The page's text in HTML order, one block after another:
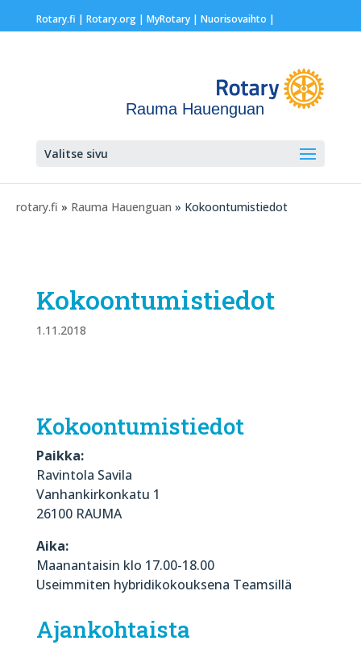
Rotary.fi | Rotary.org| MyRotary | Nuorisovaihto |
Rauma Hauenguan
Valitse sivu
rotary.fi » Rauma Hauenguan » Kokoontumistiedot
Kokoontumistiedot
1.11.2018
Kokoontumistiedot
Paikka:
Ravintola Savila
Vanhankirkonkatu 1
26100 RAUMA
Aika:
Maanantaisin klo 17.00-18.00
Useimmiten hybridikokouksena Teamsillä
Ajankohtaista